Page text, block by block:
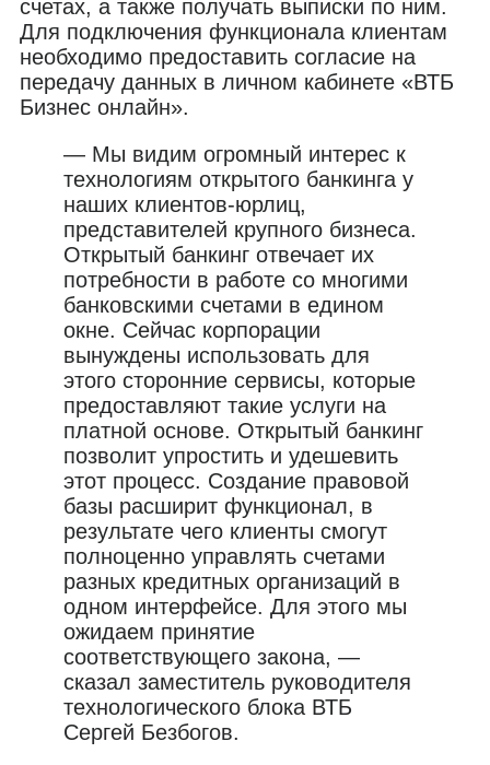
счетах, а также получать выписки по ним.
Для подключения функционала клиентам
необходимо предоставить согласие на
передачу данных в личном кабинете «ВТБ
Бизнес онлайн».
— Мы видим огромный интерес к
технологиям открытого банкинга у
наших клиентов-юрлиц,
представителей крупного бизнеса.
Открытый банкинг отвечает их
потребности в работе со многими
банковскими счетами в едином
окне. Сейчас корпорации
вынуждены использовать для
этого сторонние сервисы, которые
предоставляют такие услуги на
платной основе. Открытый банкинг
позволит упростить и удешевить
этот процесс. Создание правовой
базы расширит функционал, в
результате чего клиенты смогут
полноценно управлять счетами
разных кредитных организаций в
одном интерфейсе. Для этого мы
ожидаем принятие
соответствующего закона, —
сказал заместитель руководителя
технологического блока ВТБ
Сергей Безбогов.